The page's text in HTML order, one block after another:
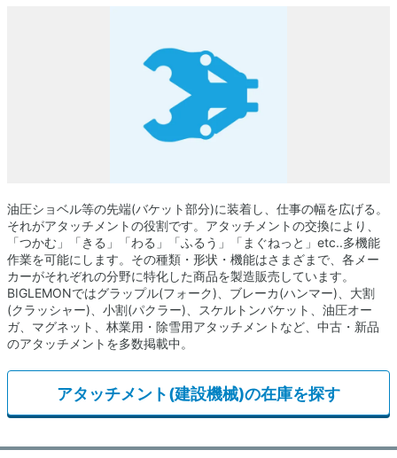
油圧ショベル等の先端(バケット部分)に装着し、仕事の幅を広げる。
それがアタッチメントの役割です。アタッチメントの交換により、
「つかむ」「きる」「わる」「ふるう」「まぐねっと」etc..多機能
作業を可能にします。その種類・形状・機能はさまざまで、各メー
カーがそれぞれの分野に特化した商品を製造販売しています。
BIGLEMONではグラップル(フォーク)、ブレーカ(ハンマー)、大割
(クラッシャー)、小割(パクラー)、スケルトンバケット、油圧オー
ガ、マグネット、林業用・除雪用アタッチメントなど、中古・新品
のアタッチメントを多数掲載中。
アタッチメント(建設機械)の在庫を探す